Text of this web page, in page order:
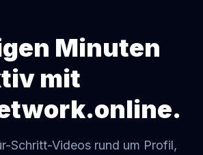
Minuten
mit
Schritt-Videos rund um Profil,